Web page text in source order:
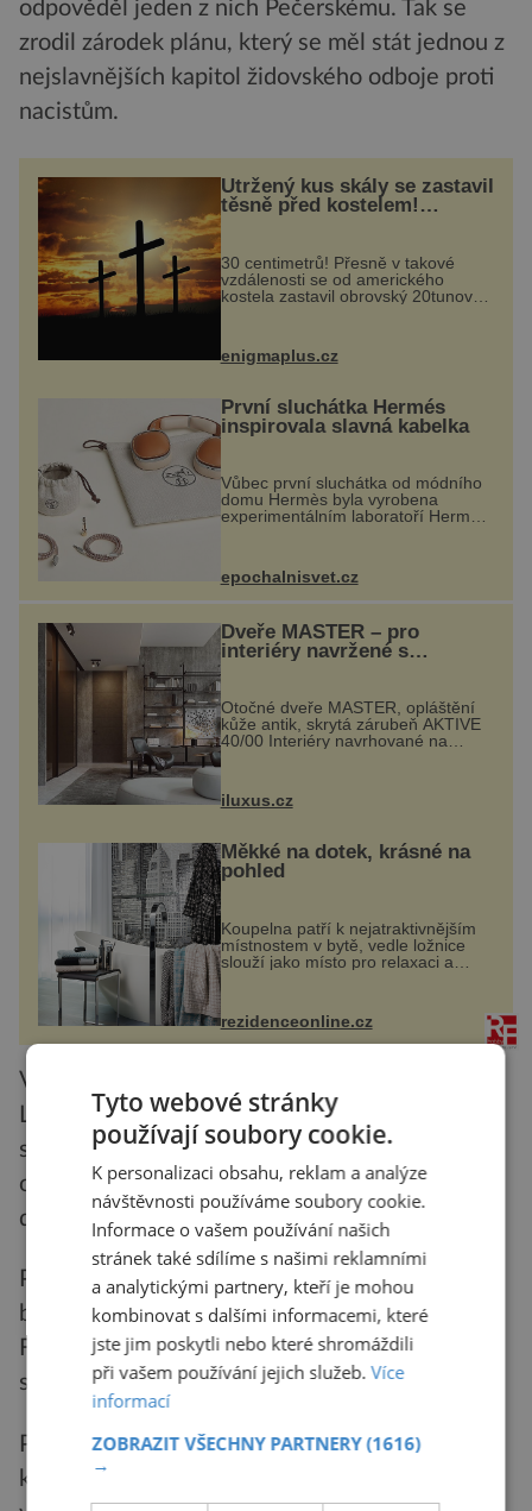
odpověděl jeden z nich Pečerskému. Tak se
zrodil zárodek plánu, který se měl stát jednou z
nejslavnějších kapitol židovského odboje proti
nacistům.
Utržený kus skály se zastavil
těsně před kostelem!
Ochránila ho boží síla?
30 centimetrů! Přesně v takové
vzdálenosti se od amerického
kostela zastavil obrovský 20tunový
při její demolici. Podle místních stojí
...
enigmaplus.cz
První sluchátka Hermés
inspirovala slavná kabelka
Vůbec první sluchátka od módního
domu Hermès byla vyrobena
experimentálním laboratoří Hermès
se ručně šitou hovězí kůží a
kovový...
epochalnisvet.cz
Dveře MASTER – pro
interiéry navržené s
rozumem i vášní!
Otočné dveře MASTER, opláštění
kůže antik, skrytá zárubeň AKTIVE
40/00 Interiéry navrhované na
zakázku často vyžadují atypické
rozměry nejen nábytku, ale i
otvorových prvků. Technické zázemí
dnes umož...
iluxus.cz
Měkké na dotek, krásné na
pohled
Koupelna patří k nejatraktivnějším
místnostem v bytě, vedle ložnice
slouží jako místo pro relaxaci a
odpočinek. Koupelnový textil –
ručníky, osušky a koberečky –
mohou jako mávnutím kouzelného
proutku...
rezidenceonline.cz
Vůdčími postavami plánu se stali Pečerskij a
Leon Feldhendler. Aby jejich schůzky nebyly
strážím nápadné, Pečerskij předstíral vztah s
osmnáctiletou Lukou, která do Sobiboru
dorazila v jednom z transportů z Nizozemska.
Pečerskij a jeho lidé dodali odbojovému výboru
bojové zkušenosti, kdežto lidé jako Leon
Feldhendler detailně znali chod tábora. Každá
strana tak přinesla to, co té druhé scházelo.
Prvním plánem bylo oživení nápadu s tunelem,
který měl vést pod minovými poli do
Tyto webové stránky
používají soubory cookie.
K personalizaci obsahu, reklam a analýze
návštěvnosti používáme soubory cookie.
Informace o vašem používání našich
stránek také sdílíme s našimi reklamními
a analytickými partnery, kteří je mohou
kombinovat s dalšími informacemi, které
jste jim poskytli nebo které shromáždili
při vašem používání jejich služeb.Více
informací
ZOBRAZIT VŠECHNY PARTNERY(1616)
→